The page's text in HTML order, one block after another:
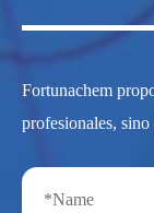
Fortunachem
profesionales,